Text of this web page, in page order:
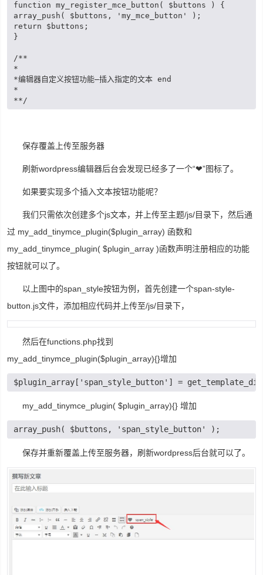
function my_register_mce_button( $buttons ) {
array_push( $buttons, 'my_mce_button' );
return $buttons;
}
/**
*
*编辑器自定义按钮功能—插入指定的文本 end
*
**/
保存覆盖上传至服务器
刷新wordpress编辑器后台会发现已经多了一个“❤”图标了。
如果要实现多个插入文本按钮功能呢？
我们只需依次创建多个js文本，并上传至主题/js/目录下，然后通
过 my_add_tinymce_plugin($plugin_array) 函数和
my_add_tinymce_plugin( $plugin_array )函数声明注册相应的功能
按钮就可以了。
以上图中的span_style按钮为例，首先创建一个span-style-
button.js文件，添加相应代码并上传至/js/目录下，
然后在functions.php找到
my_add_tinymce_plugin($plugin_array){}增加
$plugin_array['span_style_button'] =
my_add_tinymce_plugin( $plugin_array){} 增加
array_push( $buttons, 'span_style_button' );
保存并重新覆盖上传至服务器，刷新wordpress后台就可以了。